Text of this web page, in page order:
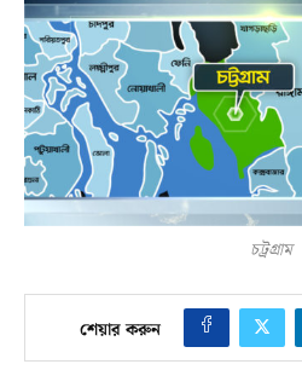
চট্রগ্রাম
শেয়ার করুন